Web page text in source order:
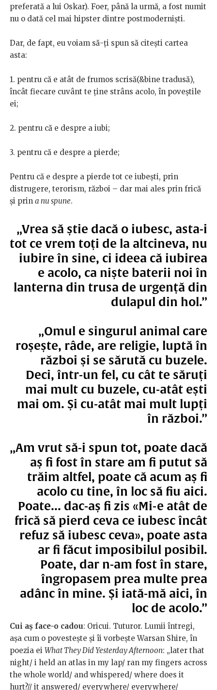
preferată a lui Oskar). Foer, până la urmă, a fost numit
nu o dată cel mai hipster dintre postmoderniști.
Dar, de fapt, eu voiam să-ți spun să citești cartea
asta:
1. pentru că e atât de frumos scrisă(&bine tradusă),
încât fiecare cuvânt te ține strâns acolo, în poveștile
ei;
2. pentru că e despre a iubi;
3. pentru că e despre a pierde;
Pentru că e despre a pierde tot ce iubești, prin
distrugere, terorism, război – dar mai ales prin frică
și prin a nu spune.
„Vrea să știe dacă o iubesc, asta-i
tot ce vrem toți de la altcineva, nu
iubire în sine, ci ideea că iubirea
e acolo, ca niște baterii noi în
lanterna din trusa de urgență din
dulapul din hol.”
„Omul e singurul animal care
roșește, râde, are religie, luptă în
război și se sărută cu buzele.
Deci, într-un fel, cu cât te săruți
mai mult cu buzele, cu-atât ești
mai om. Și cu-atât mai mult lupți
în război.”
„Am vrut să-i spun tot, poate dacă
aș fi fost în stare am fi putut să
trăim altfel, poate că acum aș fi
acolo cu tine, în loc să fiu aici.
Poate... dac-aș fi zis «Mi-e atât de
frică să pierd ceva ce iubesc încât
refuz să iubesc ceva», poate asta
ar fi făcut imposibilul posibil.
Poate, dar n-am fost în stare,
îngropasem prea multe prea
adânc în mine. Și iată-mă aici, în
loc de acolo.”
Cui aș face-o cadou: Oricui. Tuturor. Lumii întregi,
așa cum o povestește și îi vorbește Warsan Shire, în
poezia ei What They Did Yesterday Afternoon: „later that
night/ i held an atlas in my lap/ ran my fingers across
the whole world/ and whispered/ where does it
hurt?// it answered/ everywhere/ everywhere/